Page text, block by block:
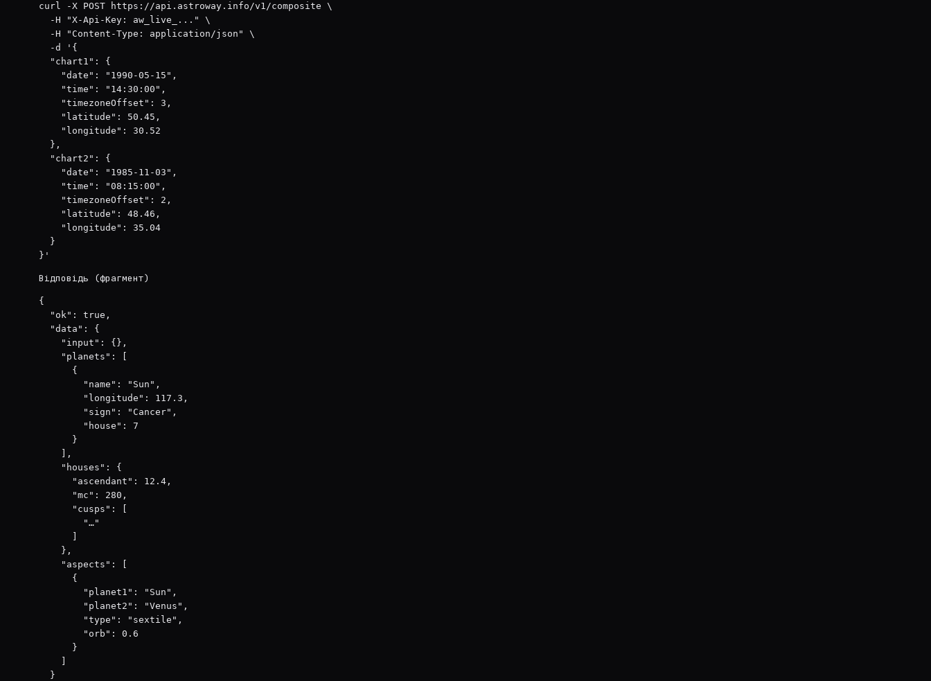
curl -X POST https://api.astroway.info/v1/composite \
  -H "X-Api-Key: aw_live_..." \
  -H "Content-Type: application/json" \
  -d '{
  "chart1": {
    "date": "1990-05-15",
    "time": "14:30:00",
    "timezoneOffset": 3,
    "latitude": 50.45,
    "longitude": 30.52
  },
  "chart2": {
    "date": "1985-11-03",
    "time": "08:15:00",
    "timezoneOffset": 2,
    "latitude": 48.46,
    "longitude": 35.04
  }
}'
Відповідь (фрагмент)
{
  "ok": true,
  "data": {
    "input": {},
    "planets": [
      {
        "name": "Sun",
        "longitude": 117.3,
        "sign": "Cancer",
        "house": 7
      }
    ],
    "houses": {
      "ascendant": 12.4,
      "mc": 280,
      "cusps": [
        "…"
    },
    "aspects": [
      {
        "planet1": "Sun",
        "planet2": "Venus",
        "type": "sextile",
        "orb": 0.6
      }
  }